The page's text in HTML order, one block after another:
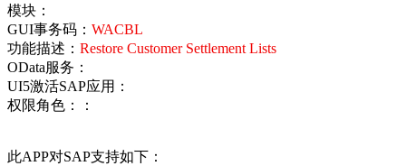
模块：
GUI事务码： WACBL
功能描述： Restore Customer Settlement Lists
OData服务：
UI5激活SAP应用：
权限角色：：
此APP对SAP支持如下：